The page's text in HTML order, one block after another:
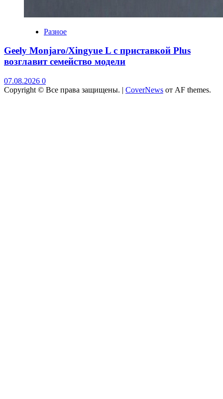
Разное
Geely Monjaro/Xingyue L с приставкой Plus
возглавит семейство модели
07.08.2026 0
Copyright © Все права защищены. | CoverNews от AF themes.